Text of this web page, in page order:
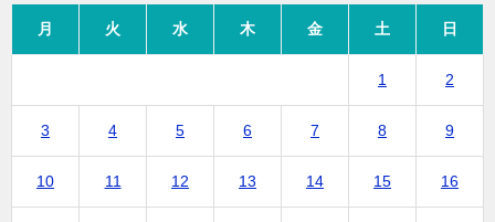
月 火 水 木 金 土 日
1 2
3 4 5 6 7 8 9
10 11 12 13 14 15 16